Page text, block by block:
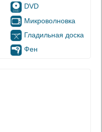
DVD
Микроволновка
Гладильная доска
Фен